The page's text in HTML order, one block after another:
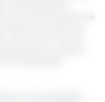
apontada pela
a carne suína pela sua
desenvolvimento de
com menor teor de
ao público
densidade
é a “Servitização”.